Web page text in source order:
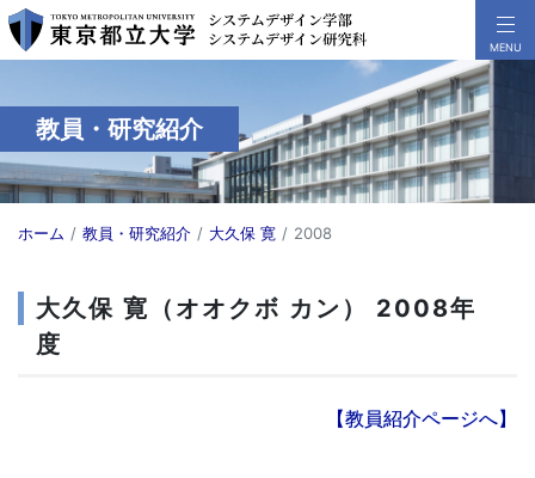
教員・研究紹介
ホーム 教員・研究紹介 大久保 寛 2008
大久保 寛（オオクボ カン） 2008年
度
【教員紹介ページへ】